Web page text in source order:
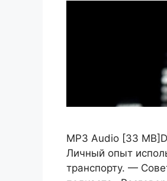
MP3 Audio [33
Личный опыт
транспорту. —